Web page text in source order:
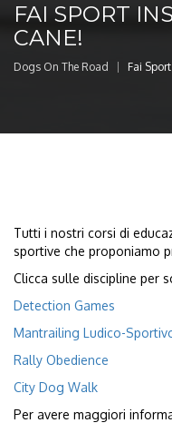
FAI SPORT
CANE!
Dogs On The Road Fai
Tutti i nostri corsi di
sportive che proponiamo
Clicca sulle discipline per
Detection Games
Mantrailing Ludico-
Rally Obedience
City Dog Walk
Per avere maggiori